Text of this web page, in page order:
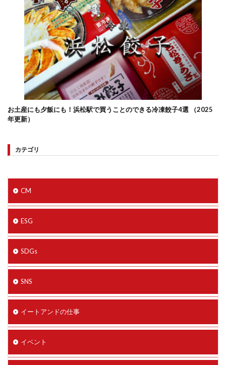
お土産にも夕飯にも！浜松駅で買うことのできる冷凍餃子4選 （2025
年更新）
カテゴリ
CM
ESG
SDGs
SNS
イートアンドの仕事
イベント